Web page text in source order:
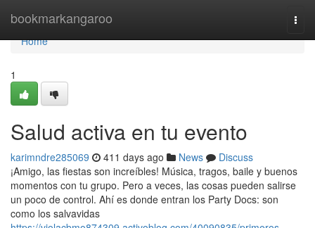
bookmarkangaroo
Home
Home
1
Salud activa en tu evento
karimndre285069 411 days ago News
Discuss
¡Amigo, las fiestas son increíbles! Música, tragos, baile y buenos
momentos con tu grupo. Pero a veces, las cosas pueden salirse
un poco de control. Ahí es donde entran los Party Docs: son
como los salvavidas